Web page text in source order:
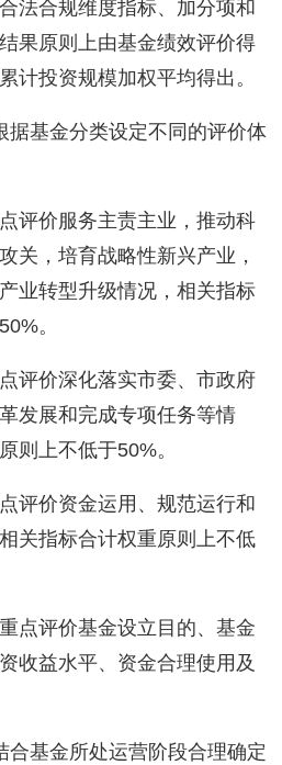
法合规维度指标、加分项和
果原则上由基金绩效评价得
计投资规模加权平均得出。
据基金分类设定不同的评价体
价服务主责主业，推动科
关，培育战略性新兴产业，
业转型升级情况，相关指标
。
价深化落实市委、市政府
发展和完成专项任务等情
则上不低于50%。
价资金运用、规范运行和
关指标合计权重原则上不低
评价基金设立目的、基金
收益水平、资金合理使用及
合基金所处运营阶段合理确定